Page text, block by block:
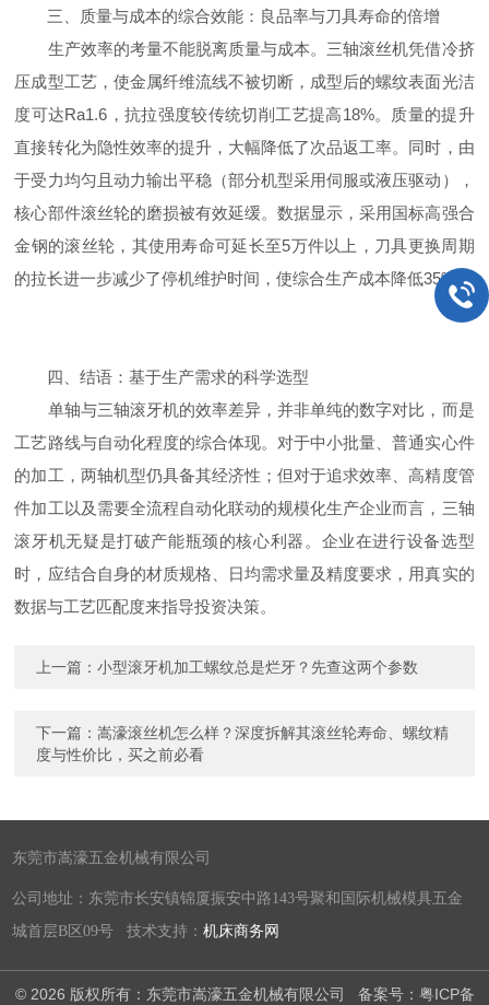
三、质量与成本的综合效能：良品率与刀具寿命的倍增
生产效率的考量不能脱离质量与成本。三轴滚丝机凭借冷挤
压成型工艺，使金属纤维流线不被切断，成型后的螺纹表面光洁
度可达Ra1.6，抗拉强度较传统切削工艺提高18%。质量的提升
直接转化为隐性效率的提升，大幅降低了次品返工率。同时，由
于受力均匀且动力输出平稳（部分机型采用伺服或液压驱动），
核心部件滚丝轮的磨损被有效延缓。数据显示，采用国标高强合
金钢的滚丝轮，其使用寿命可延长至5万件以上，刀具更换周期
的拉长进一步减少了停机维护时间，使综合生产成本降低35%。
四、结语：基于生产需求的科学选型
单轴与三轴滚牙机的效率差异，并非单纯的数字对比，而是
工艺路线与自动化程度的综合体现。对于中小批量、普通实心件
的加工，两轴机型仍具备其经济性；但对于追求效率、高精度管
件加工以及需要全流程自动化联动的规模化生产企业而言，三轴
滚牙机无疑是打破产能瓶颈的核心利器。企业在进行设备选型
时，应结合自身的材质规格、日均需求量及精度要求，用真实的
数据与工艺匹配度来指导投资决策。
上一篇：小型滚牙机加工螺纹总是烂牙？先查这两个参数
下一篇：嵩濠滚丝机怎么样？深度拆解其滚丝轮寿命、螺纹精
度与性价比，买之前必看
东莞市嵩濠五金机械有限公司
公司地址：东莞市长安镇锦厦振安中路143号聚和国际机械模具五金
城首层B区09号 技术支持：机床商务网
© 2026 版权所有：东莞市嵩濠五金机械有限公司 备案号：粤ICP备